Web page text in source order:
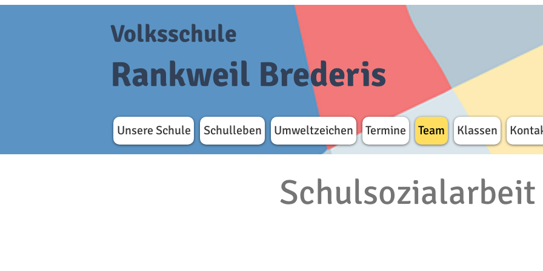
Volksschule
Rankweil Brederis
Unsere Schule Schulleben Umweltzeichen Termine Team Klassen
Schulsozialarbeit